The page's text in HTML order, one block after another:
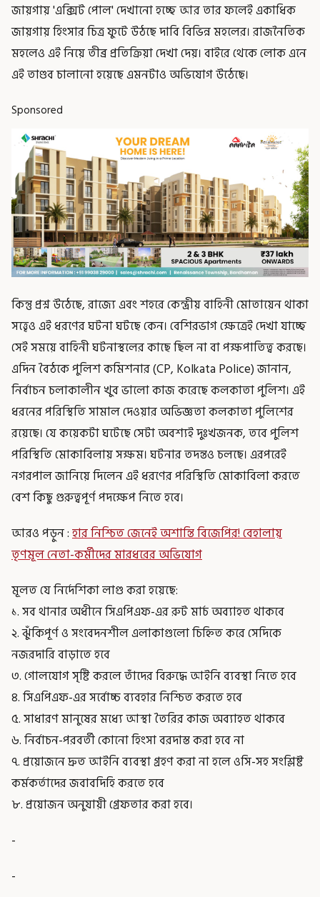
জায়গায় 'এক্সিট পোল' দেখানো হচ্ছে আর তার ফলেই একাধিক
জায়গায় হিংসার চিত্র ফুটে উঠছে দাবি বিভিন্ন মহলের। রাজনৈতিক
মহলেও এই নিয়ে তীব্র প্রতিক্রিয়া দেখা দেয়। বাইরে থেকে লোক এনে
এই তাণ্ডব চালানো হয়েছে এমনটাও অভিযোগ উঠেছে।
Sponsored
কিন্তু প্রশ্ন উঠেছে, রাজ্যে এবং শহরে কেন্দ্রীয় বাহিনী মোতায়েন থাকা
সত্ত্বেও এই ধরণের ঘটনা ঘটছে কেন। বেশিরভাগ ক্ষেত্রেই দেখা যাচ্ছে
সেই সময়ে বাহিনী ঘটনাস্থলের কাছে ছিল না বা পক্ষপাতিত্ব করছে।
এদিন বৈঠকে পুলিশ কমিশনার (CP, Kolkata Police) জানান,
নির্বাচন চলাকালীন খুব ভালো কাজ করেছে কলকাতা পুলিশ। এই
ধরনের পরিস্থিতি সামাল দেওয়ার অভিজ্ঞতা কলকাতা পুলিশের
রয়েছে। যে কয়েকটা ঘটেছে সেটা অবশ্যই দুঃখজনক, তবে পুলিশ
পরিস্থিতি মোকাবিলায় সক্ষম। ঘটনার তদন্তও চলছে। এরপরেই
নগরপাল জানিয়ে দিলেন এই ধরণের পরিস্থিতি মোকাবিলা করতে
বেশ কিছু গুরুত্বপূর্ণ পদক্ষেপ নিতে হবে।
আরও পড়ুন :হার নিশ্চিত জেনেই অশান্তি বিজেপির! বেহালায়
তৃণমূল নেতা-কর্মীদের মারধরের অভিযোগ
মূলত যে নির্দেশিকা লাগু করা হয়েছে:
১. সব থানার অধীনে সিএপিএফ-এর রুট মার্চ অব্যাহত থাকবে
২. ঝুঁকিপূর্ণ ও সংবেদনশীল এলাকাগুলো চিহ্নিত করে সেদিকে
নজরদারি বাড়াতে হবে
৩. গোলযোগ সৃষ্টি করলে তাঁদের বিরুদ্ধে আইনি ব্যবস্থা নিতে হবে
৪. সিএপিএফ-এর সর্বোচ্চ ব্যবহার নিশ্চিত করতে হবে
৫. সাধারণ মানুষের মধ্যে আস্থা তৈরির কাজ অব্যাহত থাকবে
৬. নির্বাচন-পরবর্তী কোনো হিংসা বরদাস্ত করা হবে না
৭. প্রয়োজনে দ্রুত আইনি ব্যবস্থা গ্রহণ করা না হলে ওসি-সহ সংশ্লিষ্ট
কর্মকর্তাদের জবাবদিহি করতে হবে
৮. প্রয়োজন অনুযায়ী গ্রেফতার করা হবে।
-
-